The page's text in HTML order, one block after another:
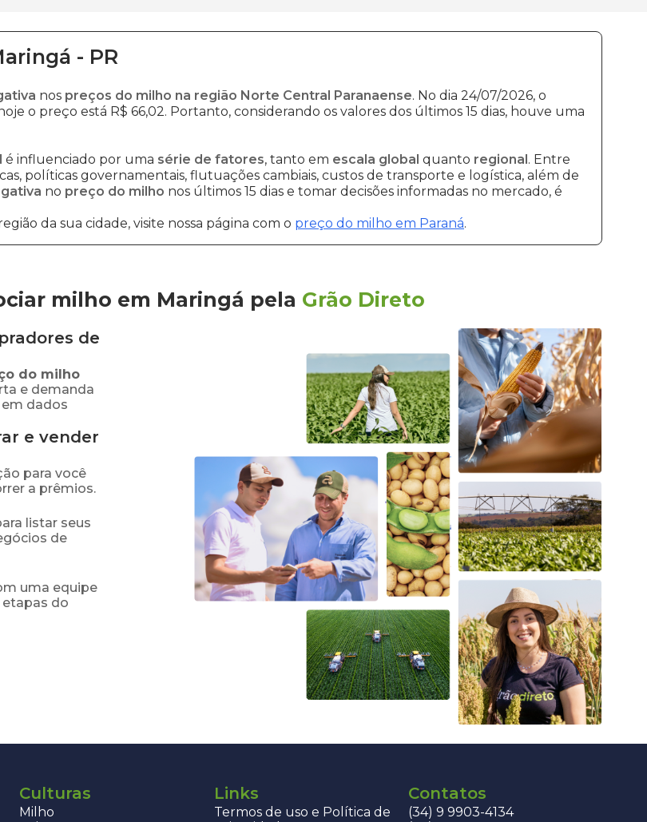
- PR
nos preços do milho na região Norte Central Paranaense. No dia 24/07/2026, o
o preço está R$ 66,02. Portanto, considerando os valores dos últimos 15 dias, houve uma
é influenciado por uma série de fatores, tanto em escala global quanto regional. Entre
políticas governamentais, flutuações cambiais, custos de transporte e logística, além de
no preço do milho nos últimos 15 dias e tomar decisões informadas no mercado, é
da sua cidade, visite nossa página com o preço do milho em Paraná.
milho em Maringá pela Grão Direto
de
do milho
e demanda
dados
e vender
para você
a prêmios.
listar seus
de
uma equipe
do
Culturas
Milho
Links
Termos de uso e Política de
Contatos
(34) 9 9903-4134